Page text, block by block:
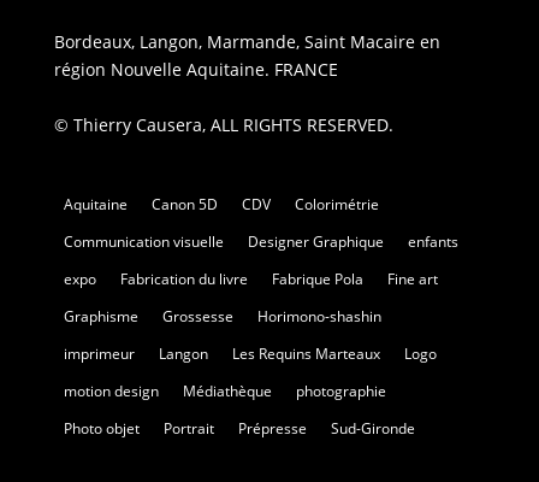
Bordeaux, Langon, Marmande, Saint Macaire en
région Nouvelle Aquitaine. FRANCE
© Thierry Causera, ALL RIGHTS RESERVED.
Aquitaine Canon 5D CDV
Colorimétrie
Communication visuelle
Designer Graphique
enfants
expo
Fabrication du livre Fabrique Pola
Fine art
Graphisme
Grossesse
Horimono-shashin
imprimeur
Langon Les Requins Marteaux
Logo
motion design
Médiathèque
photographie
Photo objet
Portrait Prépresse Sud-Gironde